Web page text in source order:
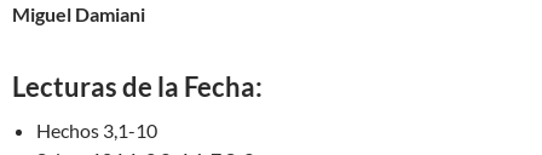
Miguel Damiani
Lecturas de la Fecha:
Hechos 3,1-10